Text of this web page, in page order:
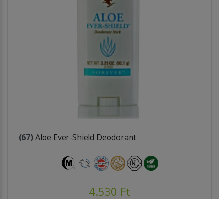
(67)Aloe Ever-Shield Deodorant
4.530 Ft